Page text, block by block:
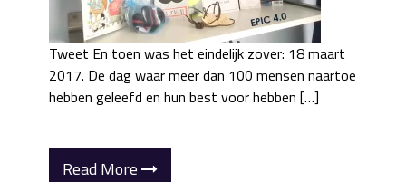
Tweet En toen was het eindelijk zover: 18 maart
2017. De dag waar meer dan 100 mensen naartoe
hebben geleefd en hun best voor hebben […]
Read More